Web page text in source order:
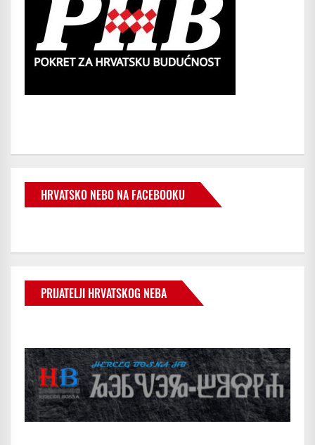
HRVATSKO NEBO NA FACEBOOKU
PRIJATELJI HRVATSKOG NEBA